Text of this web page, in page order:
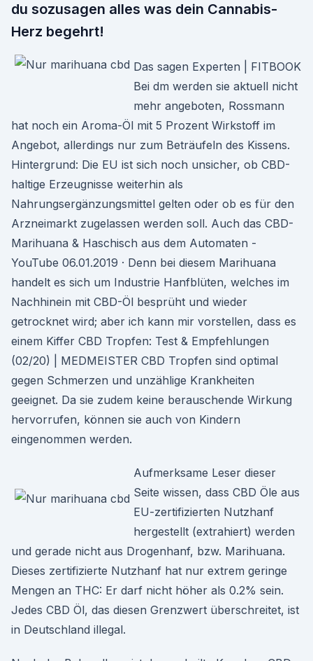
du sozusagen alles was dein Cannabis-
Herz begehrt!
Das sagen Experten | FITBOOK
Bei dm werden sie aktuell nicht
mehr angeboten, Rossmann
hat noch ein Aroma-Öl mit 5 Prozent Wirkstoff im
Angebot, allerdings nur zum Beträufeln des Kissens.
Hintergrund: Die EU ist sich noch unsicher, ob CBD-
haltige Erzeugnisse weiterhin als
Nahrungsergänzungsmittel gelten oder ob es für den
Arzneimarkt zugelassen werden soll. Auch das CBD-
Marihuana & Haschisch aus dem Automaten -
YouTube 06.01.2019 · Denn bei diesem Marihuana
handelt es sich um Industrie Hanfblüten, welches im
Nachhinein mit CBD-Öl besprüht und wieder
getrocknet wird; aber ich kann mir vorstellen, dass es
einem Kiffer CBD Tropfen: Test & Empfehlungen
(02/20) | MEDMEISTER CBD Tropfen sind optimal
gegen Schmerzen und unzählige Krankheiten
geeignet. Da sie zudem keine berauschende Wirkung
hervorrufen, können sie auch von Kindern
eingenommen werden.
Aufmerksame Leser dieser
Seite wissen, dass CBD Öle aus
EU-zertifizierten Nutzhanf
hergestellt (extrahiert) werden
und gerade nicht aus Drogenhanf, bzw. Marihuana.
Dieses zertifizierte Nutzhanf hat nur extrem geringe
Mengen an THC: Er darf nicht höher als 0.2% sein.
Jedes CBD Öl, das diesen Grenzwert überschreitet, ist
in Deutschland illegal.